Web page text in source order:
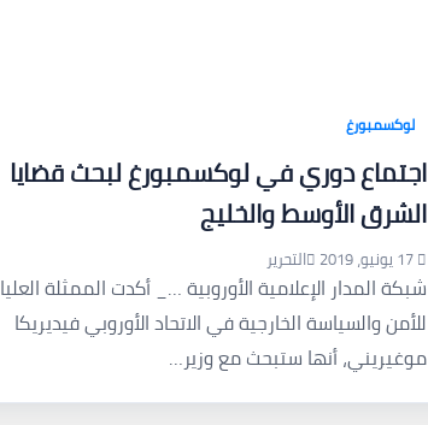
لوكسمبورغ
اجتماع دوري في لوكسمبورغ لبحث قضايا
الشرق الأوسط والخليج
17 يونيو، 2019 التحرير
شبكة المدار الإعلامية الأوروبية …_ أكدت الممثلة العليا
للأمن والسياسة الخارجية في الاتحاد الأوروبي فيديريكا
موغيريني، أنها ستبحث مع وزير…